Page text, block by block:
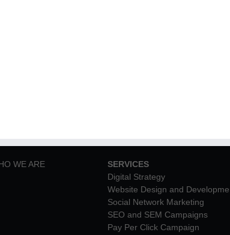
WE ARE
SERVICES
Digital Strategy
Website Design and
Social Network Marketing
SEO and SEM Campaigns
Pay Per Click Campaign